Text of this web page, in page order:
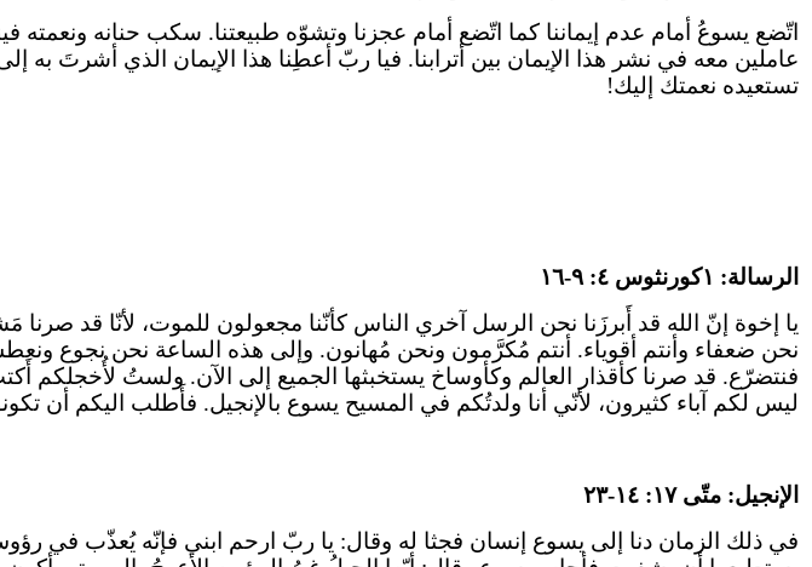
اتّضع يسوعُ أمام عدم إيماننا كما اتّضع أمام عجزنا وتشوّه طبيعتنا. سكب حنانه ونعمته
عاملين معه في نشر هذا الإيمان بين أترابنا. فيا ربّ أعطِنا هذا الإيمان الذي أشرتَ به
تستعيده نعمتك إليك!
الرسالة: ١كورنثوس ٤: ٩-١٦
يا إخوة إنّ الله قد أَبرزَنا نحن الرسل آخري الناس كأنّنا مجعولون للموت، لأنّا قد
نحن ضعفاء وأنتم أقوياء. أنتم مُكرَّمون ونحن مُهانون. وإلى هذه الساعة نحن نجوع
فنتضرّع. قد صرنا كأقذار العالم وكأوساخ يستخبثها الجميع إلى الآن. ولستُ لأُخجلكم
ليس لكم آباء كثيرون، لأنّي أنا ولدتُكم في المسيح يسوع بالإنجيل. فأَطلب اليكم أن
الإنجيل: متّى ١٧: ١٤-٢٣
في ذلك الزمان دنا إلى يسوع إنسان فجثا له وقال: يا ربّ ارحم ابني فإنّه يُعذّب في رؤوس